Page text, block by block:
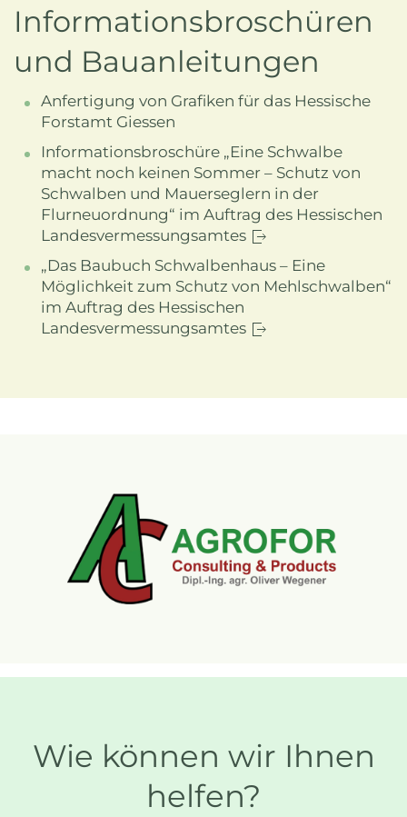
Informationsbroschüren
und Bauanleitungen
Anfertigung von Grafiken für das Hessische
Forstamt Giessen
Informationsbroschüre „Eine Schwalbe
macht noch keinen Sommer – Schutz von
Schwalben und Mauerseglern in der
Flurneuordnung“ im Auftrag des Hessischen
Landesvermessungsamtes
„Das Baubuch Schwalbenhaus – Eine
Möglichkeit zum Schutz von Mehlschwalben“
im Auftrag des Hessischen
Landesvermessungsamtes
Wie können wir Ihnen
helfen?